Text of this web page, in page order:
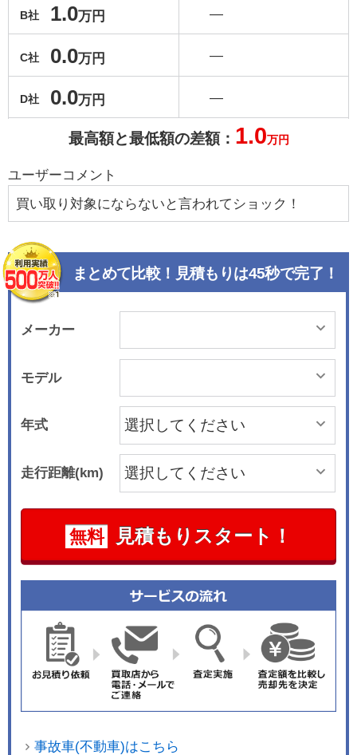
B社 1.0万円
C社 0.0万円
D社 0.0万円
―
―
―
最高額と最低額の差額： 1.0万円
ユーザーコメント
買い取り対象にならないと言われてショック！
まとめて比較！見積もりは45秒で完了！
メーカー
モデル
年式
走行距離(km)
無料 見積もりスタート！
事故車(不動車)はこちら